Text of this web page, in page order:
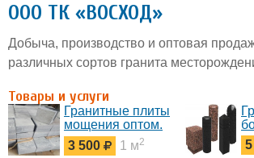
ООО ТК «ВОСХОД»
Добыча, производство и оптовая
различных сортов гранита
Товары и услуги
Гранитные плиты
мощения оптом.
Гранитное
производство
3 500 1 м2